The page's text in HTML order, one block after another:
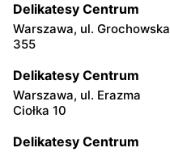
Delikatesy Centrum
Warszawa, ul. Grochowska
355
Delikatesy Centrum
Warszawa, ul. Erazma
Ciołka 10
Delikatesy Centrum